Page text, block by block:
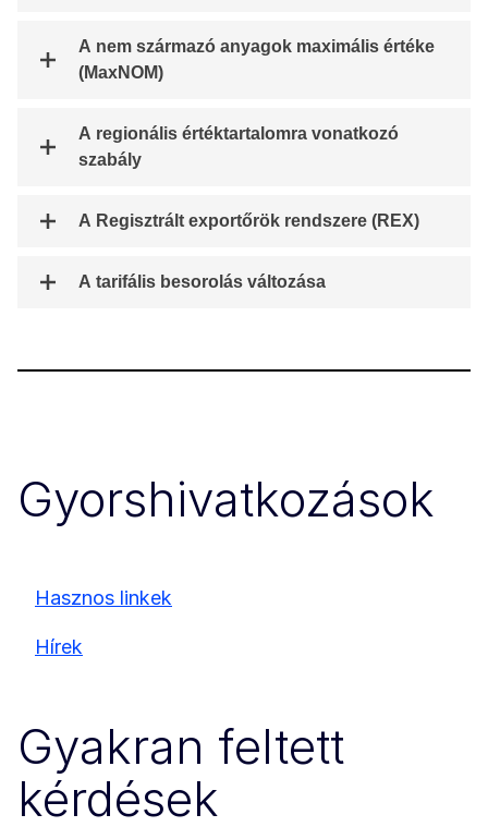
A nem származó anyagok maximális értéke
(MaxNOM)
A regionális értéktartalomra vonatkozó
szabály
A Regisztrált exportőrök rendszere (REX)
A tarifális besorolás változása
Gyorshivatkozások
Hasznos linkek
Hírek
Gyakran feltett
kérdések